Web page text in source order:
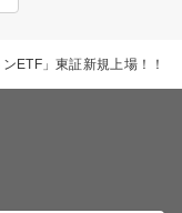
ETF」東証新規上場！！